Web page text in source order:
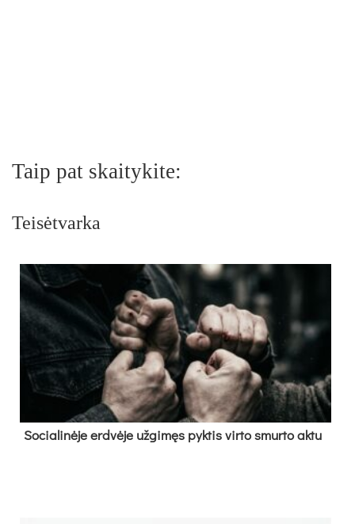
Taip pat skaitykite:
Teisėtvarka
So­cia­li­nė­je erd­vė­je už­gi­męs pyk­tis vir­to smur­to ak­tu